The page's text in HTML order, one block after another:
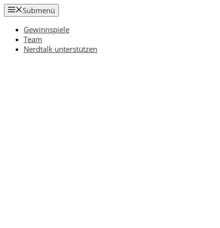
Zum
Inhalt
springen
Submenü
Gewinnspiele
Team
Nerdtalk unterstützen